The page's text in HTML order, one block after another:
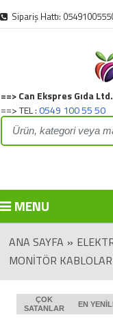
Sipariş Hattı:
Can Ekspres Gıda
TEL :0549 100 55 50
MENU
ANA SAYFA »
MONİTÖR
ÇOK
SATANLAR
EN